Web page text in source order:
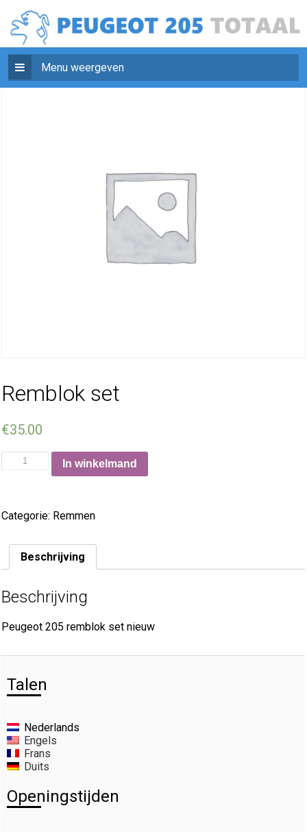
Menu weergeven
Remblok set
€35.00
In winkelmand
Categorie: Remmen
Beschrijving
Beschrijving
Peugeot 205 remblok set nieuw
Talen
Nederlands
Engels
Frans
Duits
Openingstijden